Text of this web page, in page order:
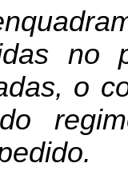
no
o
do